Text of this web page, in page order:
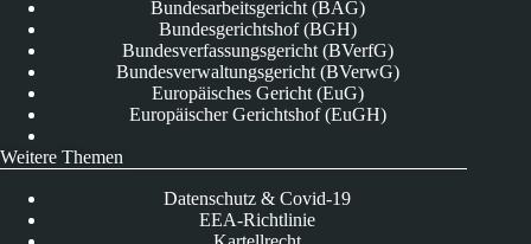
Bundesarbeitsgericht (BAG)
Bundesgerichtshof (BGH)
Bundesverfassungsgericht (BVerfG)
Bundesverwaltungsgericht (BVerwG)
Europäisches Gericht (EuG)
Europäischer Gerichtshof (EuGH)
Weitere Themen
Datenschutz & Covid-19
EEA-Richtlinie